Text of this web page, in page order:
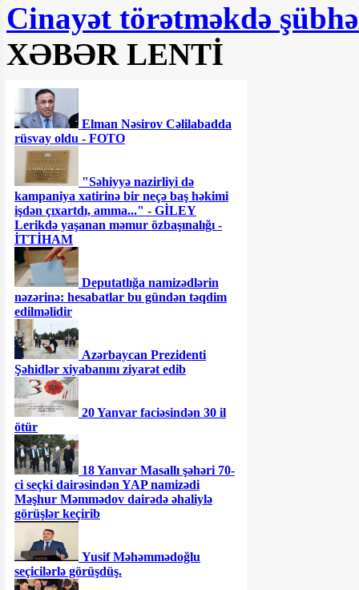
Cinayət törətməkdə
XƏBƏR LENTİ
Elman Nəsirov Cəlilabadda
rüsvay oldu - FOTO
"Səhiyyə nazirliyi də
kampaniya xatirinə bir neçə baş həkimi
işdən çıxartdı, amma..." - GİLEY
Lerikdə yaşanan məmur özbaşınalığı -
İTTİHAM
Deputatlığa namizədlərin
nəzərinə: hesabatlar bu gündən təqdim
edilməlidir
Azərbaycan Prezidenti
Şəhidlər xiyabanını ziyarət edib
20 Yanvar faciəsindən 30 il
ötür
18 Yanvar Masallı şəhəri 70-
ci seçki dairəsindən YAP namizədi
Məşhur Məmmədov dairədə əhaliylə
görüşlər keçirib
Yusif Məhəmmədoğlu
seçicilərlə görüşdüş.